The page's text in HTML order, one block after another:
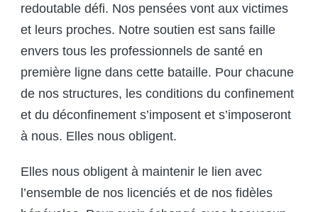
redoutable défi. Nos pensées vont aux victimes
et leurs proches. Notre soutien est sans faille
envers tous les professionnels de santé en
première ligne dans cette bataille. Pour chacune
de nos structures, les conditions du confinement
et du déconfinement s’imposent et s’imposeront
à nous. Elles nous obligent.
Elles nous obligent à maintenir le lien avec
l’ensemble de nos licenciés et de nos fidèles